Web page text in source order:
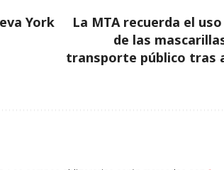
York
La MTA recuerda el
de las
transporte público tras